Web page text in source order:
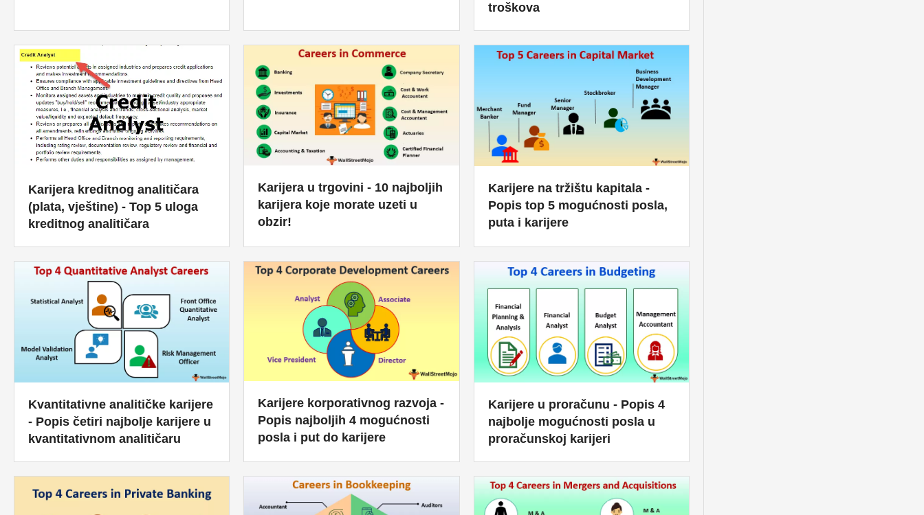
troškova
Karijera kreditnog analitičara
(plata, vještine) - Top 5 uloga
kreditnog analitičara
Karijera u trgovini - 10 najboljih
karijera koje morate uzeti u
obzir!
Karijere na tržištu kapitala -
Popis top 5 mogućnosti posla,
puta i karijere
Kvantitativne analitičke karijere
- Popis četiri najbolje karijere u
kvantitativnom analitičaru
Karijere korporativnog razvoja -
Popis najboljih 4 mogućnosti
posla i put do karijere
Karijere u proračunu - Popis 4
najbolje mogućnosti posla u
proračunskoj karijeri